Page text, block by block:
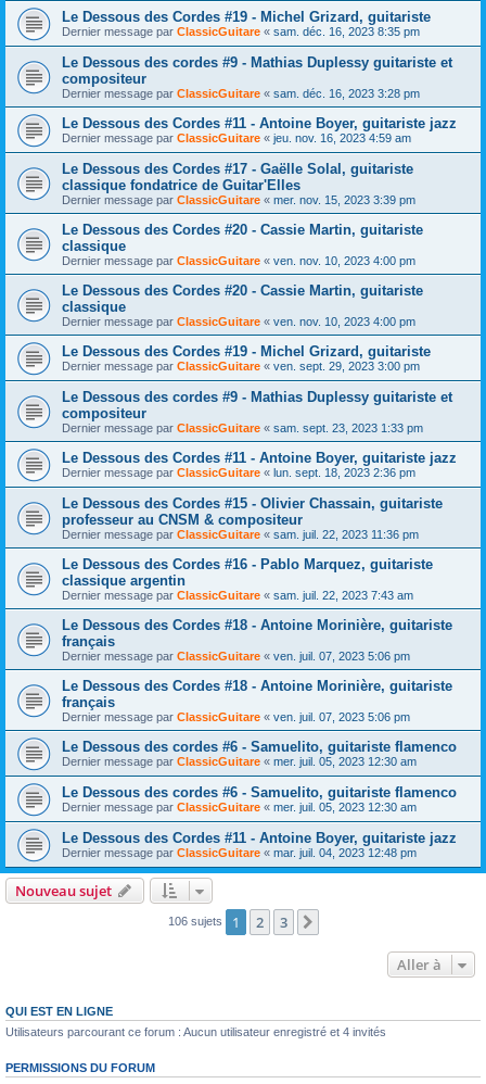
Le Dessous des Cordes #19 - Michel Grizard, guitariste
Dernier message par ClassicGuitare « sam. déc. 16, 2023 8:35 pm
Le Dessous des cordes #9 - Mathias Duplessy guitariste et
compositeur
Dernier message par ClassicGuitare « sam. déc. 16, 2023 3:28 pm
Le Dessous des Cordes #11 - Antoine Boyer, guitariste jazz
Dernier message par ClassicGuitare « jeu. nov. 16, 2023 4:59 am
Le Dessous des Cordes #17 - Gaëlle Solal, guitariste
classique fondatrice de Guitar'Elles
Dernier message par ClassicGuitare « mer. nov. 15, 2023 3:39 pm
Le Dessous des Cordes #20 - Cassie Martin, guitariste
classique
Dernier message par ClassicGuitare « ven. nov. 10, 2023 4:00 pm
Le Dessous des Cordes #20 - Cassie Martin, guitariste
classique
Dernier message par ClassicGuitare « ven. nov. 10, 2023 4:00 pm
Le Dessous des Cordes #19 - Michel Grizard, guitariste
Dernier message par ClassicGuitare « ven. sept. 29, 2023 3:00 pm
Le Dessous des cordes #9 - Mathias Duplessy guitariste et
compositeur
Dernier message par ClassicGuitare « sam. sept. 23, 2023 1:33 pm
Le Dessous des Cordes #11 - Antoine Boyer, guitariste jazz
Dernier message par ClassicGuitare « lun. sept. 18, 2023 2:36 pm
Le Dessous des Cordes #15 - Olivier Chassain, guitariste
professeur au CNSM & compositeur
Dernier message par ClassicGuitare « sam. juil. 22, 2023 11:36 pm
Le Dessous des Cordes #16 - Pablo Marquez, guitariste
classique argentin
Dernier message par ClassicGuitare « sam. juil. 22, 2023 7:43 am
Le Dessous des Cordes #18 - Antoine Morinière, guitariste
français
Dernier message par ClassicGuitare « ven. juil. 07, 2023 5:06 pm
Le Dessous des Cordes #18 - Antoine Morinière, guitariste
français
Dernier message par ClassicGuitare « ven. juil. 07, 2023 5:06 pm
Le Dessous des cordes #6 - Samuelito, guitariste flamenco
Dernier message par ClassicGuitare « mer. juil. 05, 2023 12:30 am
Le Dessous des cordes #6 - Samuelito, guitariste flamenco
Dernier message par ClassicGuitare « mer. juil. 05, 2023 12:30 am
Le Dessous des Cordes #11 - Antoine Boyer, guitariste jazz
Dernier message par ClassicGuitare « mar. juil. 04, 2023 12:48 pm
Nouveau sujet
106 sujets 1 2 3
Aller à
QUI EST EN LIGNE
Utilisateurs parcourant ce forum : Aucun utilisateur enregistré et 4 invités
PERMISSIONS DU FORUM